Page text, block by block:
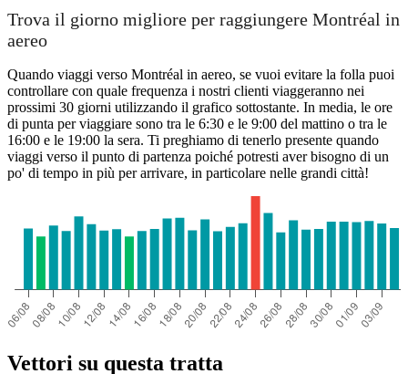
Trova il giorno migliore per raggiungere Montréal in
aereo
Quando viaggi verso Montréal in aereo, se vuoi evitare la folla puoi
controllare con quale frequenza i nostri clienti viaggeranno nei
prossimi 30 giorni utilizzando il grafico sottostante. In media, le ore
di punta per viaggiare sono tra le 6:30 e le 9:00 del mattino o tra le
16:00 e le 19:00 la sera. Ti preghiamo di tenerlo presente quando
viaggi verso il punto di partenza poiché potresti aver bisogno di un
po' di tempo in più per arrivare, in particolare nelle grandi città!
Vettori su questa tratta